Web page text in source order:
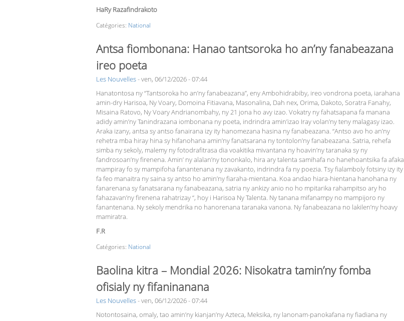
HaRy Razafindrakoto
Catégories: National
Antsa fiombonana: Hanao tantsoroka ho an’ny fanabeazana
ireo poeta
Les Nouvelles-ven, 06/12/2026 - 07:44
Hanatontosa ny “Tantso­ro­ka ho an’ny fanabeazana”, eny Ambohidrabiby, ireo vondrona poeta, iarahana
amin-dry Harisoa, Ny Voary, Do­moina Fitiavana, Masonalina, Dah nex, Orima, Dakoto, So­ra­tra Fanahy,
Misaina Ratovo, Ny Voary Andrianom­bahy, ny 21 jona ho avy izao. Vokatry ny fahatsapana fa manana
adidy amin’ny Tanindrazana iombonana ny poeta, indrindra amin’izao Iray volan’ny teny malagasy izao.
Araka izany, antsa sy antso fanairana izy ity hanomezana hasina ny fanabeazana. “Antso avo ho an’ny
rehetra mba hiray hina sy hifanohana amin’ny fanatsarana ny tontolon’ny fanabeazana. Satria, rehefa
simba ny sekoly, malemy ny fotodrafitrasa dia voakitika mivantana ny hoavin’ny taranaka sy ny
fandrosoan’ny firenena. Amin’ ny alalan’ny tononkalo, hira ary talenta samihafa no hanehoantsika fa afaka
mampiray fo sy mampifoha fanantenana ny zavakanto, indrindra fa ny poezia. Tsy fialamboly fotsiny izy ity
fa feo manaitra ny saina sy antso ho amin’ny fiaraha-mientana. Koa andao hiara-hientana hanohana ny
fanarenana sy fanatsarana ny fanabeazana, satria ny ankizy anio no ho mpitarika rahampitso ary ho
fahazavan’ny firenena rahatrizay “, hoy i Harisoa Ny Talenta. Ny tanana mifanampy no mampijoro ny
fanantenana. Ny sekoly mendrika no hanorenana taranaka vanona. Ny fanabeazana no lakilen’ny hoavy
mamiratra.
F.R
Catégories: National
Baolina kitra – Mondial 2026: Nisokatra tamin’ny fomba
ofisialy ny fifaninanana
Les Nouvelles-ven, 06/12/2026 - 07:44
Notontosaina, omaly, tao amin’ny kianjan’ny Azteca, Meksika, ny lanonam-panokafana ny fiadiana ny